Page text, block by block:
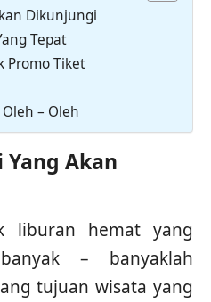
Dikunjungi
Tepat
Promo Tiket
– Oleh
Yang Akan
liburan hemat yang
– banyaklah
tujuan wisata yang